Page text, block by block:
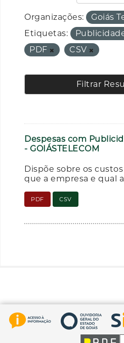
Organizações:
Goiás
Etiquetas:
PDF
CSV
Filtrar
Despesas com
- GOIÁSTELECOM
Dispõe sobre os
que a empresa e qual
PDF CSV